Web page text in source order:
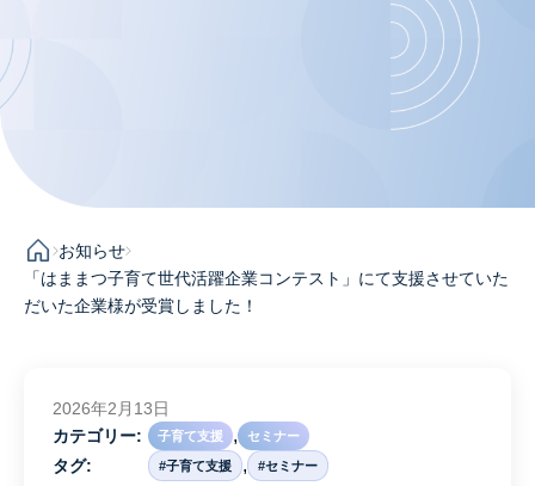
お知らせ
「はままつ子育て世代活躍企業コンテスト」にて支援させていた
だいた企業様が受賞しました！
2026年2月13日
カテゴリー:
子育て支援 , セミナー
タグ: #子育て支援 , #セミナー